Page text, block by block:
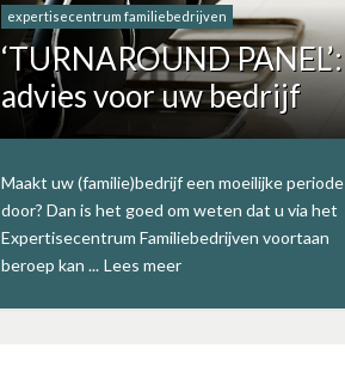
expertisecentrum familiebedrijven
‘TURNAROUND PANEL’:
advies voor uw bedrijf
Maakt uw (familie)bedrijf een moeilijke periode
door? Dan is het goed om weten dat u via het
Expertisecentrum Familiebedrijven voortaan
beroep kan ... Lees meer